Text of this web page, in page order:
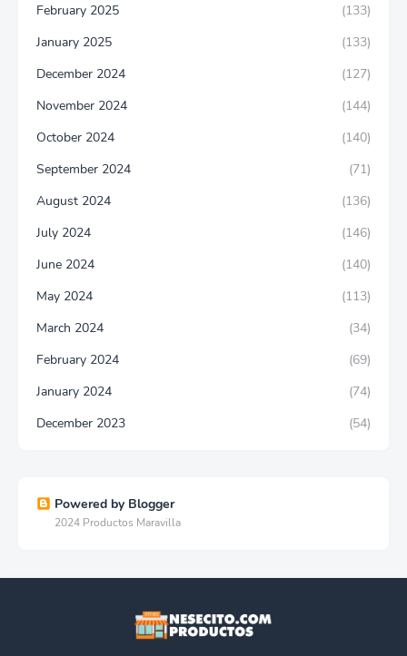
February 2025
(133)
January 2025
(133)
December 2024
(127)
November 2024
(144)
October 2024
(140)
September 2024
(71)
August 2024
(136)
July 2024
(146)
June 2024
(140)
May 2024
(113)
March 2024
(34)
February 2024
(69)
January 2024
(74)
December 2023
(54)
Powered by Blogger
2024 Productos Maravilla